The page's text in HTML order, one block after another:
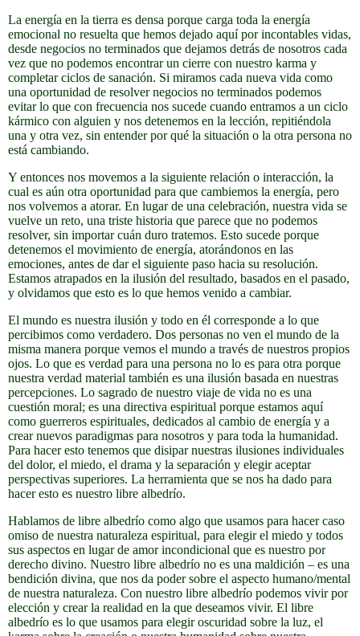
La energía en la tierra es densa porque carga toda la energía
emocional no resuelta que hemos dejado aquí por incontables vidas,
desde negocios no terminados que dejamos detrás de nosotros cada
vez que no podemos encontrar un cierre con nuestro karma y
completar ciclos de sanación. Si miramos cada nueva vida como
una oportunidad de resolver negocios no terminados podemos
evitar lo que con frecuencia nos sucede cuando entramos a un ciclo
kármico con alguien y nos detenemos en la lección, repitiéndola
una y otra vez, sin entender por qué la situación o la otra persona no
está cambiando.
Y entonces nos movemos a la siguiente relación o interacción, la
cual es aún otra oportunidad para que cambiemos la energía, pero
nos volvemos a atorar. En lugar de una celebración, nuestra vida se
vuelve un reto, una triste historia que parece que no podemos
resolver, sin importar cuán duro tratemos. Esto sucede porque
detenemos el movimiento de energía, atorándonos en las
emociones, antes de dar el siguiente paso hacia su resolución.
Estamos atrapados en la ilusión del resultado, basados en el pasado,
y olvidamos que esto es lo que hemos venido a cambiar.
El mundo es nuestra ilusión y todo en él corresponde a lo que
percibimos como verdadero. Dos personas no ven el mundo de la
misma manera porque vemos el mundo a través de nuestros propios
ojos. Lo que es verdad para una persona no lo es para otra porque
nuestra verdad material también es una ilusión basada en nuestras
percepciones. Lo sagrado de nuestro viaje de vida no es una
cuestión moral; es una directiva espiritual porque estamos aquí
como guerreros espirituales, dedicados al cambio de energía y a
crear nuevos paradigmas para nosotros y para toda la humanidad.
Para hacer esto tenemos que disipar nuestras ilusiones individuales
del dolor, el miedo, el drama y la separación y elegir aceptar
perspectivas superiores. La herramienta que se nos ha dado para
hacer esto es nuestro libre albedrío.
Hablamos de libre albedrío como algo que usamos para hacer caso
omiso de nuestra naturaleza espiritual, para elegir el miedo y todos
sus aspectos en lugar de amor incondicional que es nuestro por
derecho divino. Nuestro libre albedrío no es una maldición – es una
bendición divina, que nos da poder sobre el aspecto humano/mental
de nuestra naturaleza. Con nuestro libre albedrío podemos vivir por
elección y crear la realidad en la que deseamos vivir. El libre
albedrío es lo que usamos para elegir oscuridad sobre la luz, el